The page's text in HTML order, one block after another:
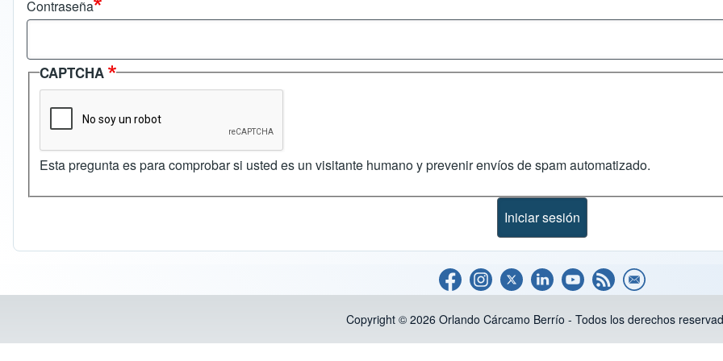
Contraseña
CAPTCHA
Esta pregunta es para comprobar si usted es un visitante humano y prevenir envíos de spam automatizado.
Copyright © 2026 Orlando Cárcamo Berrío - Todos los derechos